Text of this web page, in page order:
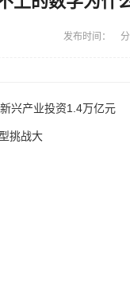
发布时间： 分
兴产业投资1.4万亿元
挑战大